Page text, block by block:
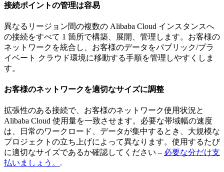
接続ポイントの管理は容易
異なるリージョン間の複数の Alibaba Cloud インスタンスへ
の接続をすべて 1 箇所で構築、展開、管理します。お客様の
ネットワークを統合し、お客様のデータをパブリック/プラ
イベート クラウド環境に移動する手順を管理しやすくしま
す。
お客様のネットワークを適切なサイズに調整
拡張性のある接続で、お客様のネットワーク使用状況と
Alibaba Cloud 使用量を一致させます。必要な帯域幅の速度
は、日常のワークロード、データが集中するとき、大規模な
プロジェクトの立ち上げによって異なります。使用するたび
に適切なサイズであるか確認してください – 必要な分だけ支
払いましょう。 .